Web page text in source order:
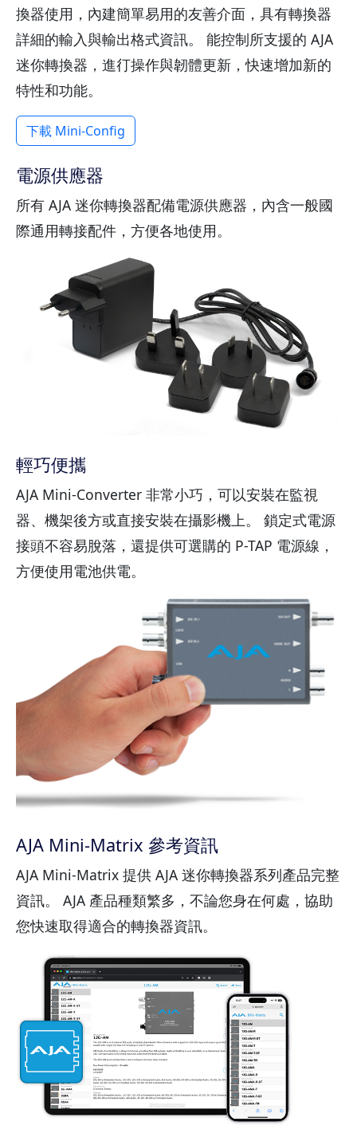
換器使用，內建簡單易用的友善介面，具有轉換器
詳細的輸入與輸出格式資訊。 能控制所支援的 AJA
迷你轉換器，進㣔操作與韌體更新，快速增加新的
特性和功能。
下載 Mini-Config
電源供應器
所有 AJA 迷你轉換器配備電源供應器，內含一般國
際通用轉接配件，方便各地使用。
輕巧便攜
AJA Mini-Converter 非常小巧，可以安裝在監視
器、機架後方或直接安裝在攝影機上。 鎖定式電源
接頭不容易脫落，還提供可選購的 P-TAP 電源線，
方便使用電池供電。
AJA Mini-Matrix 參考資訊
AJA Mini-Matrix 提供 AJA 迷你轉換器系列產品完整
資訊。 AJA 產品種類繁多，不論您身在何處，協助
您快速取得適合的轉換器資訊。